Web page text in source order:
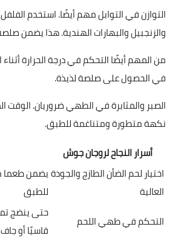
التوازن في التوابل مهم أيضًا. استخدم الفلفل
والزنجبيل والبهارات الهندية. هذا يضمن
من المهم أيضًا التحكم في درجة الحرارة
في الحصول على صلصة لذيذة.
الصبر والمثابرة في الطهي ضروريان.
نكهة متطورة ومتناغمة للطبق.
أسرار النجاح لروجان جوش
اختيار لحم الضأن الطازج والجودة
العالية
يضمن طعما
للطبق
التحكم في طهي اللحم
حتى ينضج
قاسيًا أو جاف